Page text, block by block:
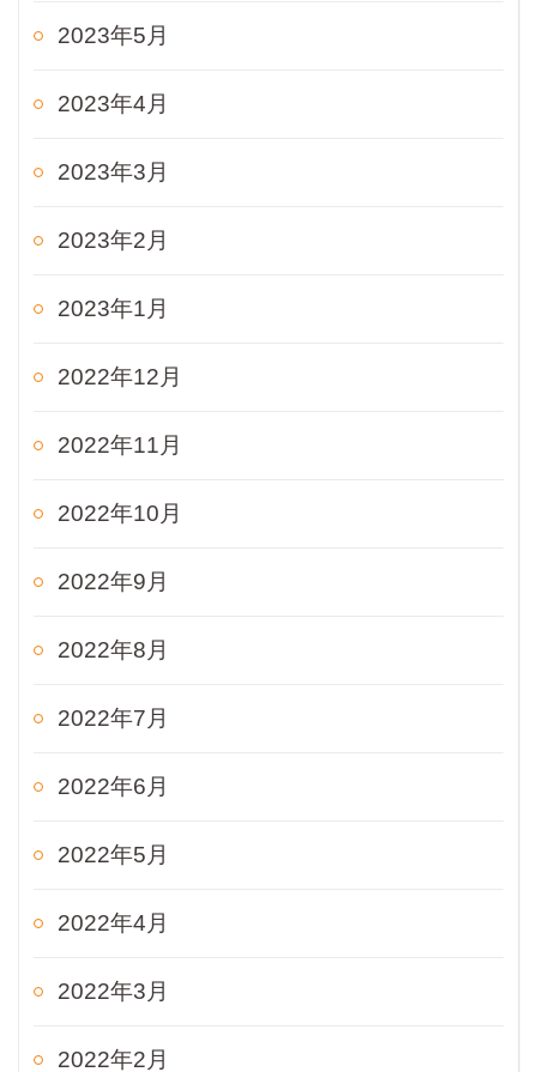
2023年5月
2023年4月
2023年3月
2023年2月
2023年1月
2022年12月
2022年11月
2022年10月
2022年9月
2022年8月
2022年7月
2022年6月
2022年5月
2022年4月
2022年3月
2022年2月